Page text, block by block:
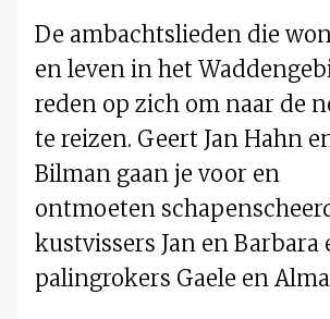
De ambachtslieden die
en leven in het
reden op zich om naar de
te reizen. Geert Jan Hahn
Bilman gaan je voor en
ontmoeten
kustvissers Jan en Barbara
palingrokers Gaele en